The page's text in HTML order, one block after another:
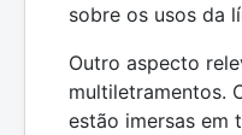
sobre os usos da
Outro aspecto
multiletramentos.
estão imersas em